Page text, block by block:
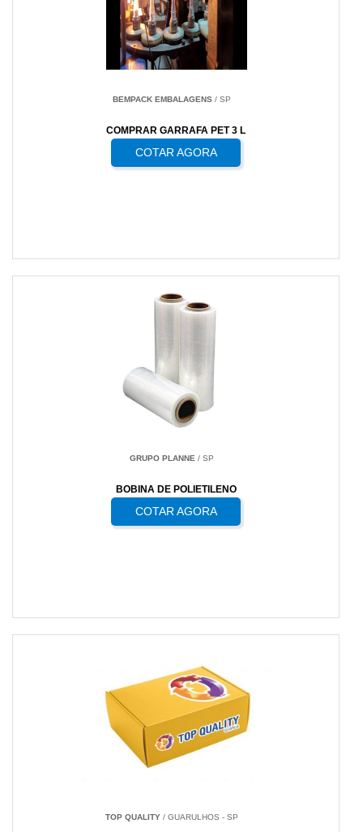
BEMPACK EMBALAGENS/ SP
COMPRAR GARRAFA PET 3 L
COTAR AGORA
GRUPO PLANNE/ SP
BOBINA DE POLIETILENO
COTAR AGORA
TOP QUALITY/ GUARULHOS - SP